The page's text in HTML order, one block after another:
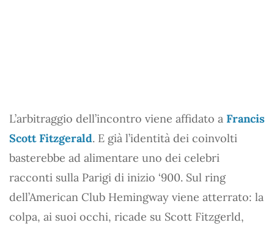
L’arbitraggio dell’incontro viene affidato a Francis
Scott Fitzgerald. E già l’identità dei coinvolti
basterebbe ad alimentare uno dei celebri
racconti sulla Parigi di inizio ‘900. Sul ring
dell’American Club Hemingway viene atterrato: la
colpa, ai suoi occhi, ricade su Scott Fitzgerld,